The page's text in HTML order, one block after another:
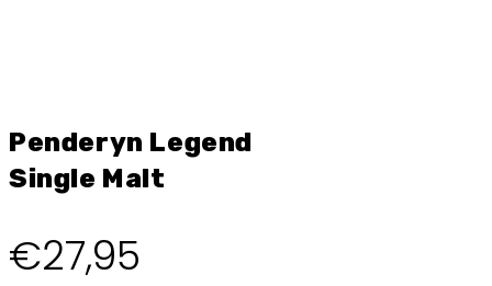
Penderyn Legend
Single Malt
€27,95